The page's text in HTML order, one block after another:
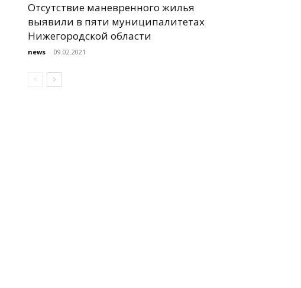
Отсутствие маневренного жилья
выявили в пяти муниципалитетах
Нижегородской области
news - 09.02.2021